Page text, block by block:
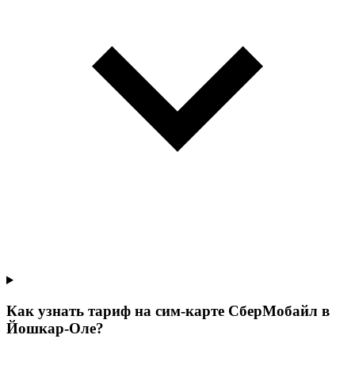
Как узнать тариф на сим-карте СберМобайл в
Йошкар-Оле?